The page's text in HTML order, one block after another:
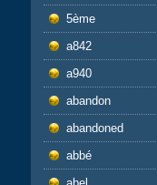
5ème
a842
a940
abandon
abandoned
abbé